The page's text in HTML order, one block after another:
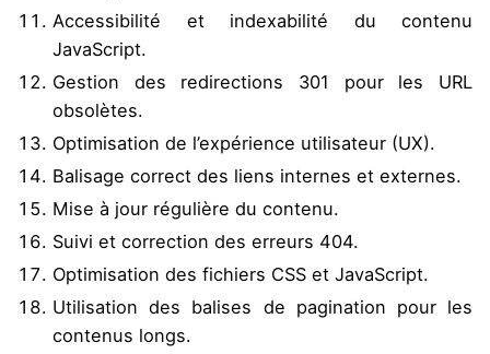
Accessibilité et indexabilité du contenu
JavaScript.
Gestion des redirections 301 pour les URL
obsolètes.
Optimisation de l’expérience utilisateur (UX).
Balisage correct des liens internes et externes.
Mise à jour régulière du contenu.
Suivi et correction des erreurs 404.
Optimisation des fichiers CSS et JavaScript.
Utilisation des balises de pagination pour les
contenus longs.